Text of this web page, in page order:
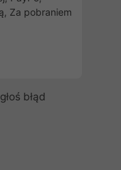
Za pobraniem
błąd